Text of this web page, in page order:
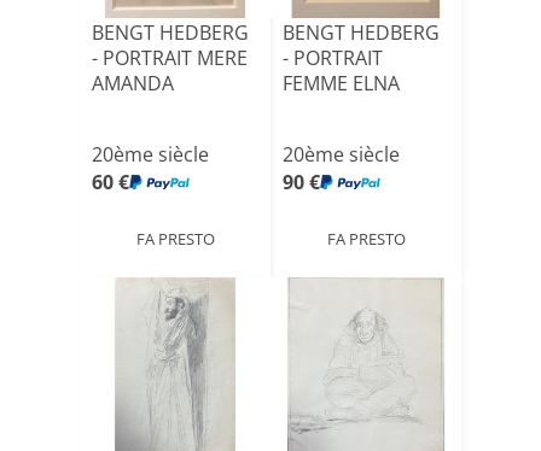
BENGT HEDBERG
- PORTRAIT MERE
AMANDA
20ème siècle
60 €
FA PRESTO
BENGT HEDBERG
- PORTRAIT
FEMME ELNA
20ème siècle
90 €
FA PRESTO